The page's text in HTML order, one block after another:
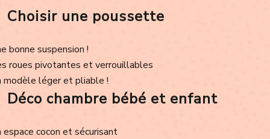
Choisir une poussette
bonne suspension !
roues pivotantes et verrouillables
modèle léger et pliable !
Déco chambre bébé et enfant
espace cocon et sécurisant